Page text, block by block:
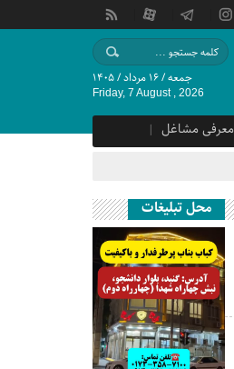
جمعه / ۱۶ مرداد / ۱۴۰۵
Friday, 7 August , 2026
معرفی مشاغل
محل تبلیغات